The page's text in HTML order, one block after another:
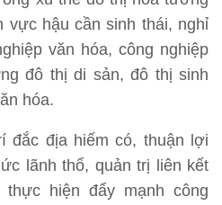
vực hậu cần sinh thái, nghỉ
văn hóa, công nghiệp
đô thị di sản, đô thị sinh
hóa.
đắc địa hiếm có, thuận lợi
lãnh thổ, quản trị liên kết
hiện đẩy mạnh công